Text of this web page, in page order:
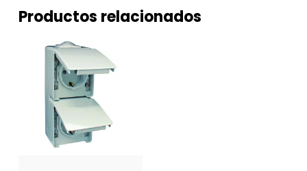
Productos relacionados